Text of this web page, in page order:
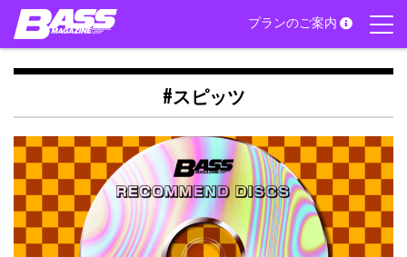
Skip
content
プランのご案内
#スピッツ